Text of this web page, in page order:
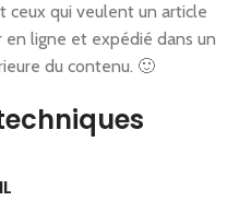
ceux qui veulent un article
ligne et expédié dans un
du contenu. 🙂